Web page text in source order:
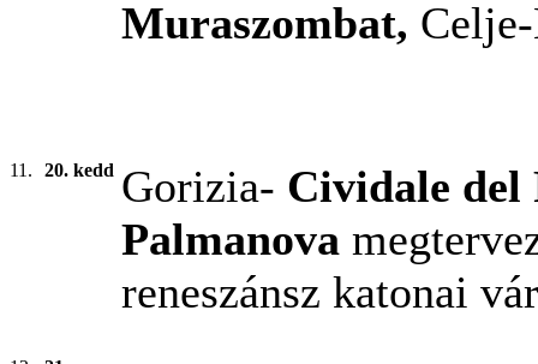
Muraszombat,
11. 20. kedd Gorizia- Cividale
Palmanova
reneszánsz katonai